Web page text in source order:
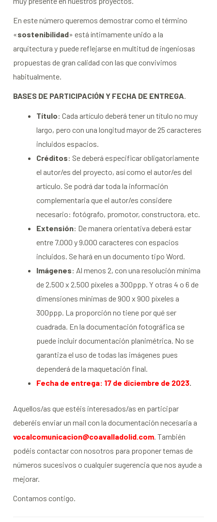
En este número queremos demostrar como el término
«sostenibilidad» está íntimamente unido a la
arquitectura y puede reflejarse en multitud de ingeniosas
propuestas de gran calidad con las que convivimos
habitualmente.
BASES DE PARTICIPACIÓN Y FECHA DE ENTREGA.
Título: Cada artículo deberá tener un título no muy
largo, pero con una longitud mayor de 25 caracteres
incluidos espacios.
Créditos: Se deberá especificar obligatoriamente
el autor/es del proyecto, así como el autor/es del
artículo. Se podrá dar toda la información
complementaria que el autor/es considere
necesario: fotógrafo, promotor, constructora, etc.
Extensión: De manera orientativa deberá estar
entre 7.000 y 9.000 caracteres con espacios
incluidos. Se hará en un documento tipo Word.
Imágenes: Al menos 2, con una resolución mínima
de 2.500 x 2.500 píxeles a 300ppp. Y otras 4 o 6 de
dimensiones mínimas de 900 x 900 píxeles a
300ppp. La proporción no tiene por qué ser
cuadrada. En la documentación fotográfica se
puede incluir documentación planimétrica. No se
garantiza el uso de todas las imágenes pues
dependerá de la maquetación final.
Fecha de entrega: 17 de diciembre de 2023.
Aquellos/as que estéis interesados/as en participar
deberéis enviar un mail con la documentación necesaria a
vocalcomunicacion@coavalladolid.com. También
podéis contactar con nosotros para proponer temas de
números sucesivos o cualquier sugerencia que nos ayude a
mejorar.
Contamos contigo.